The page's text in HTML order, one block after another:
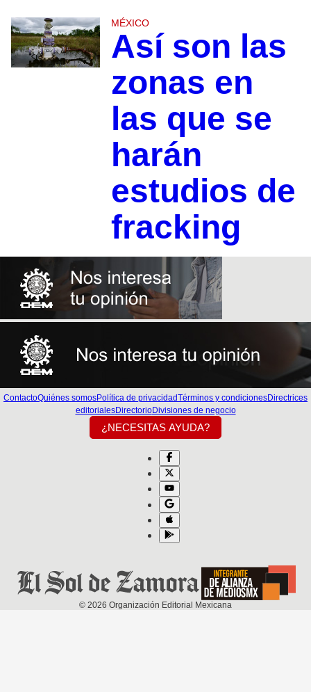
MÉXICO
Así son las
zonas en
las que se
harán
estudios de
fracking
ContactoQuiénes somosPolítica de privacidadTérminos y condicionesDirectrices
editorialesDirectorioDivisiones de negocio
¿NECESITAS AYUDA?
© 2026 Organización Editorial Mexicana